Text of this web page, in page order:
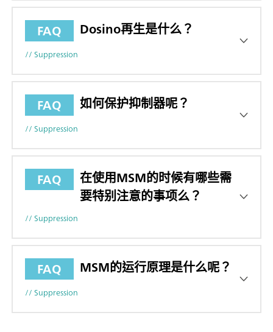
FAQ Dosino再生是什么？
// Suppression
FAQ 如何保护抑制器呢？
// Suppression
FAQ
在使用MSM的时候有哪些需
要特别注意的事项么？
// Suppression
FAQ MSM的运行原理是什么呢？
// Suppression